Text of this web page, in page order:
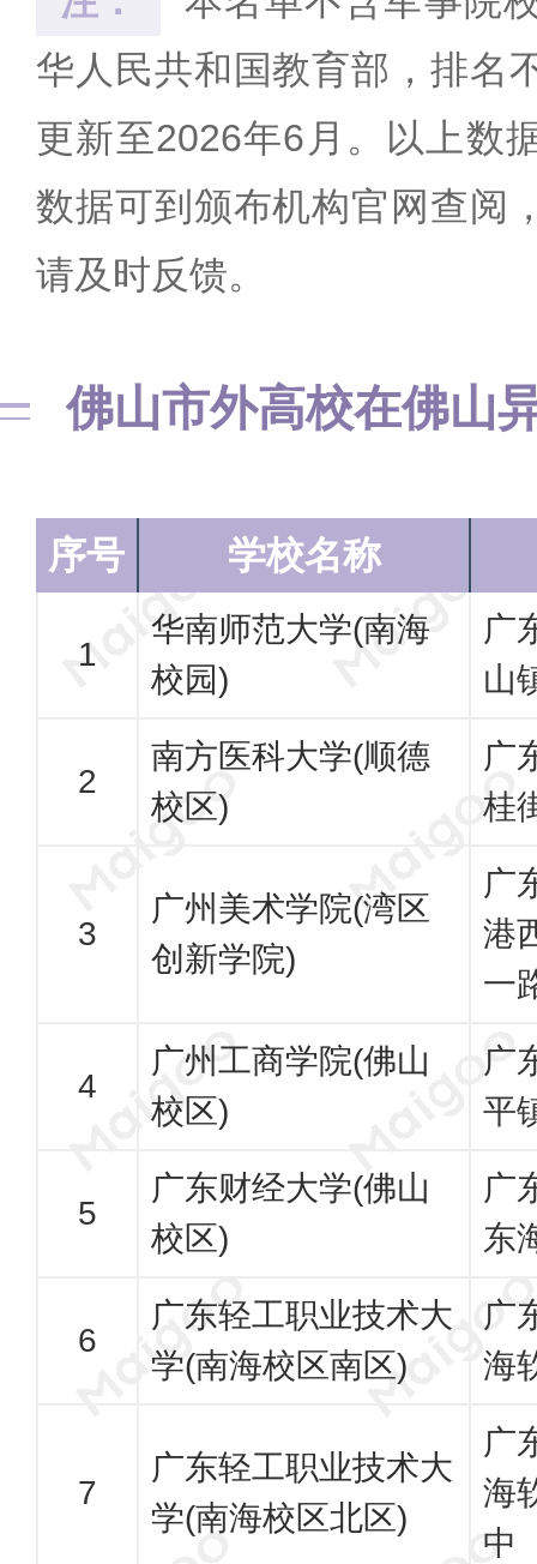
华人民共和国教育部，排名
更新至2026年6月。以上数
数据可到颁布机构官网查阅
请及时反馈。
佛山市外高校在佛山
序号 学校名称
华南师范大学(南海
校园)
广
山
南方医科大学(顺德
校区)
广
桂
广州美术学院(湾区
创新学院)
广
港
一
广州工商学院(佛山
校区)
广
平
广东财经大学(佛山
校区)
广
东
广东轻工职业技术大
学(南海校区南区)
广
海
广东轻工职业技术大
学(南海校区北区)
广
海
中